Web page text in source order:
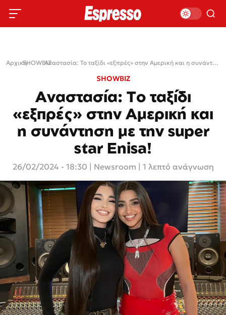
Αρχική›
SHOWBIZ› Αναστασία: Το ταξίδι «εξπρές» στην Αμερική και η συνάντηση με την super star Enisa!
SHOWBIZ
Αναστασία: Το ταξίδι
«εξπρές» στην Αμερική και
η συνάντηση με την super
star Enisa!
26/02/2024 - 18:30 Newsroom | 1 λεπτό ανάγνωση